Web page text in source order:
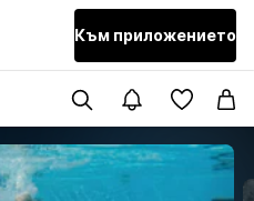
Към приложението